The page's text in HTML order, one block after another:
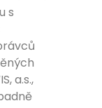
s
a.s.,